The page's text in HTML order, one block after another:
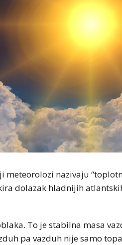
meteorolozi nazivaju
dolazak hladnijih
To je stabilna masa
pa vazduh nije samo